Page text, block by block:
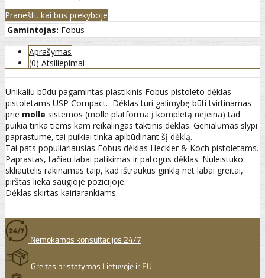
Pranešti, kai bus prekyboje
Gamintojas: Fobus
Aprašymas
(0) Atsiliepimai
Unikaliu būdu pagamintas plastikinis Fobus pistoleto dėklas
pistoletams USP Compact. Dėklas turi galimybę būti tvirtinamas
prie molle sistemos (molle platforma į kompletą neįeina) tad
puikia tinka tiems kam reikalingas taktinis dėklas. Genialumas slypi
paprastume, tai puikiai tinka apibūdinant šį dėklą.
Tai pats populiariausias Fobus dėklas Heckler & Koch pistoletams.
Paprastas, tačiau labai patikimas ir patogus dėklas. Nuleistuko
skliautelis rakinamas taip, kad ištraukus ginklą net labai greitai,
pirštas lieka saugioje pozicijoje.
Dėklas skirtas kairiarankiams
Nemokamos konsultacijos 24/7
Greitas pristatymas Lietuvoje ir EU